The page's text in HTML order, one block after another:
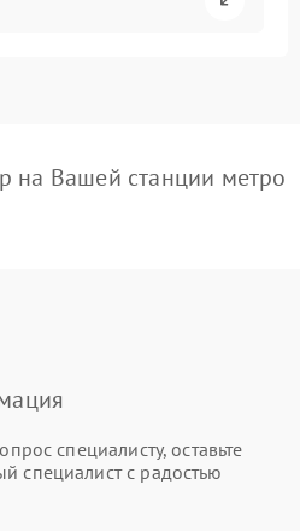
на Вашей станции метро
специалисту, оставьте
специалист с радостью